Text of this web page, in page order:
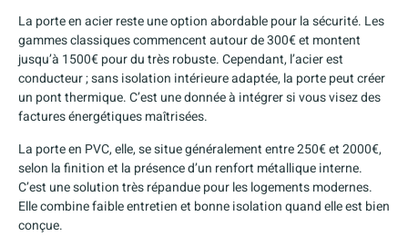
La porte en acier reste une option abordable pour la sécurité. Les
gammes classiques commencent autour de 300€ et montent
jusqu’à 1500€ pour du très robuste. Cependant, l’acier est
conducteur ; sans isolation intérieure adaptée, la porte peut créer
un pont thermique. C’est une donnée à intégrer si vous visez des
factures énergétiques maîtrisées.
La porte en PVC, elle, se situe généralement entre 250€ et 2000€,
selon la finition et la présence d’un renfort métallique interne.
C’est une solution très répandue pour les logements modernes.
Elle combine faible entretien et bonne isolation quand elle est bien
conçue.